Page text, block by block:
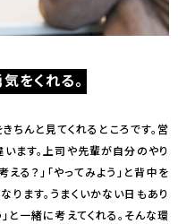
をくれる。
ちんと見てくれるところです。営
います。上司や先輩が自分のやり
る？」「やってみよう」と背中を
ります。うまくいかない日もあり
」と一緒に考えてくれる。そんな環